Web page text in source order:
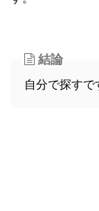
結論
自分で探すで